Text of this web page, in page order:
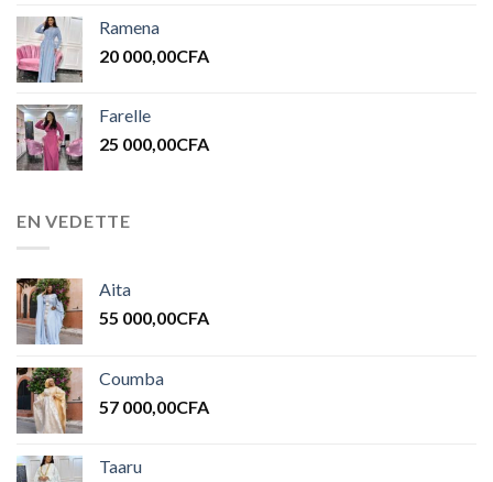
Ramena
20 000,00CFA
Farelle
25 000,00CFA
EN VEDETTE
Aita
55 000,00CFA
Coumba
57 000,00CFA
Taaru